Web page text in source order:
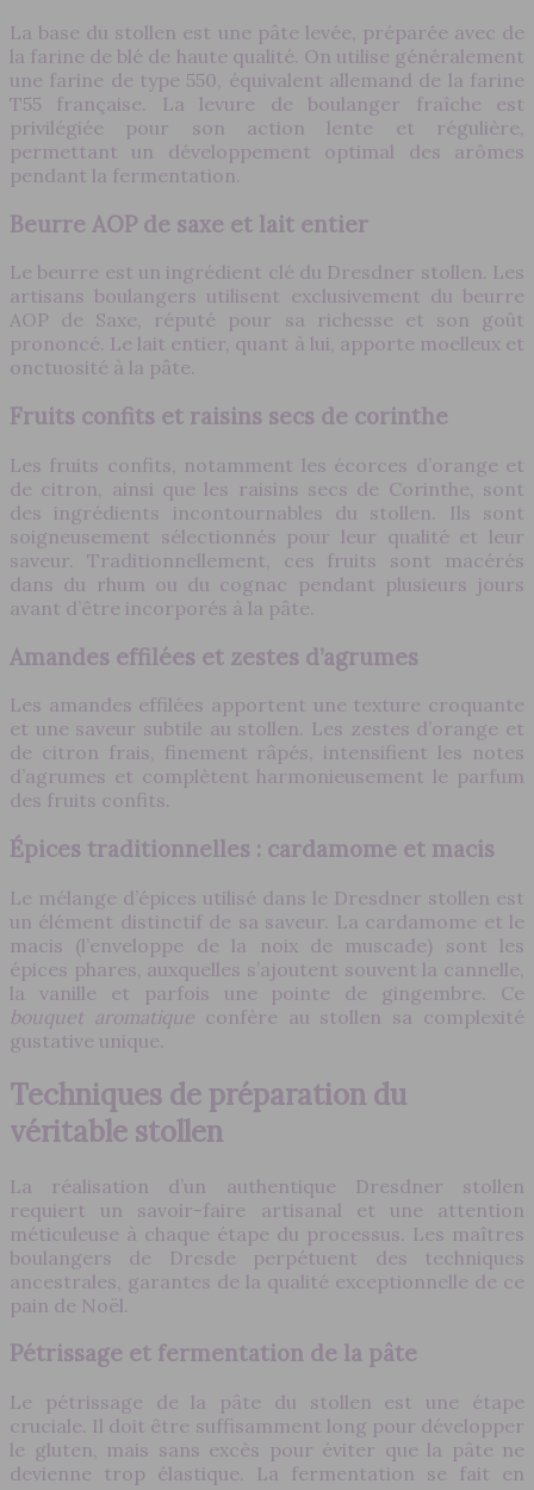
La base du stollen est une pâte levée, préparée avec de
la farine de blé de haute qualité. On utilise généralement
une farine de type 550, équivalent allemand de la farine
T55 française. La levure de boulanger fraîche est
privilégiée pour son action lente et régulière,
permettant un développement optimal des arômes
pendant la fermentation.
Beurre AOP de saxe et lait entier
Le beurre est un ingrédient clé du Dresdner stollen. Les
artisans boulangers utilisent exclusivement du beurre
AOP de Saxe, réputé pour sa richesse et son goût
prononcé. Le lait entier, quant à lui, apporte moelleux et
onctuosité à la pâte.
Fruits confits et raisins secs de corinthe
Les fruits confits, notamment les écorces d’orange et
de citron, ainsi que les raisins secs de Corinthe, sont
des ingrédients incontournables du stollen. Ils sont
soigneusement sélectionnés pour leur qualité et leur
saveur. Traditionnellement, ces fruits sont macérés
dans du rhum ou du cognac pendant plusieurs jours
avant d’être incorporés à la pâte.
Amandes effilées et zestes d’agrumes
Les amandes effilées apportent une texture croquante
et une saveur subtile au stollen. Les zestes d’orange et
de citron frais, finement râpés, intensifient les notes
d’agrumes et complètent harmonieusement le parfum
des fruits confits.
Épices traditionnelles : cardamome et macis
Le mélange d’épices utilisé dans le Dresdner stollen est
un élément distinctif de sa saveur. La cardamome et le
macis (l’enveloppe de la noix de muscade) sont les
épices phares, auxquelles s’ajoutent souvent la cannelle,
la vanille et parfois une pointe de gingembre. Ce
bouquet aromatique confère au stollen sa complexité
gustative unique.
Techniques de préparation du
véritable stollen
La réalisation d’un authentique Dresdner stollen
requiert un savoir-faire artisanal et une attention
méticuleuse à chaque étape du processus. Les maîtres
boulangers de Dresde perpétuent des techniques
ancestrales, garantes de la qualité exceptionnelle de ce
pain de Noël.
Pétrissage et fermentation de la pâte
Le pétrissage de la pâte du stollen est une étape
cruciale. Il doit être suffisamment long pour développer
le gluten, mais sans excès pour éviter que la pâte ne
devienne trop élastique. La fermentation se fait en